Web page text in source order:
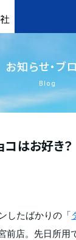
お知らせ・ブロ
Blog
コはお好き？
したばかりの「
前店。先日所用